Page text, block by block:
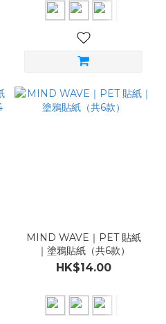
MIND WAVE｜PET 貼紙
｜塗鴉貼紙（共6款）
HK$14.00